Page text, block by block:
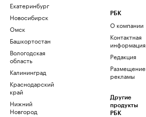
Екатеринбург
Новосибирск
Омск
Башкортостан
Вологодская
область
Калининград
Краснодарский
край
Нижний
Новгород
РБК
О компании
Контактная
информация
Редакция
Размещение
рекламы
Другие
продукты
РБК